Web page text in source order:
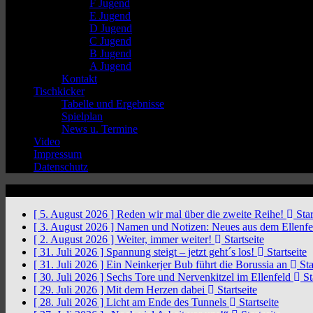
F Jugend
E Jugend
D Jugend
C Jugend
B Jugend
A Jugend
Kontakt
Tischkicker
Tabelle und Ergebnisse
Spielplan
News u. Termine
Video
Impressum
Datenschutz
[ 5. August 2026 ] Reden wir mal über die zweite Reihe!
[ 3. August 2026 ] Namen und Notizen: Neues aus dem
[ 2. August 2026 ] Weiter, immer weiter!
Startseite
[ 31. Juli 2026 ] Spannung steigt – jetzt geht´s los!
Startseite
[ 31. Juli 2026 ] Ein Neinkerjer Bub führt die Borussia an
[ 30. Juli 2026 ] Sechs Tore und Nervenkitzel im Ellenfeld
[ 29. Juli 2026 ] Mit dem Herzen dabei
Startseite
[ 28. Juli 2026 ] Licht am Ende des Tunnels
Startseite